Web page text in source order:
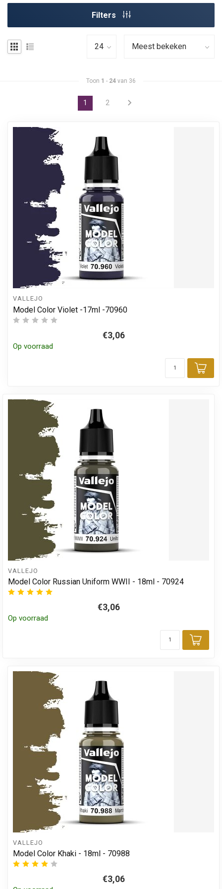
Filters
VALLEJO
Model Color Violet -17ml -70960
€3,06
Op voorraad
VALLEJO
Model Color Russian Uniform WWII - 18ml - 70924
€3,06
Op voorraad
VALLEJO
Model Color Khaki - 18ml - 70988
€3,06
Toon 1 - 24 van 36
1 2